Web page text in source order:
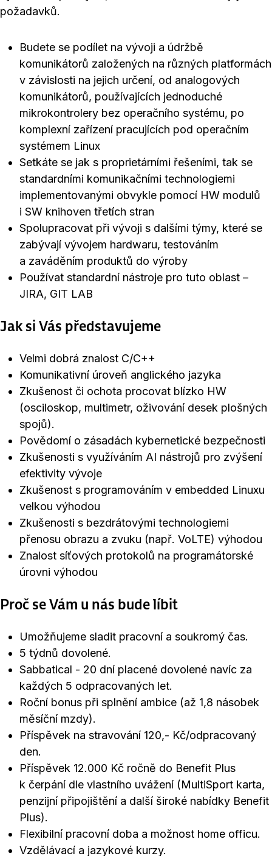
požadavků.
Budete se podílet na vývoji a údržbě
komunikátorů založených na různých platformách
v závislosti na jejich určení, od analogových
komunikátorů, používajících jednoduché
mikrokontrolery bez operačního systému, po
komplexní zařízení pracujících pod operačním
systémem Linux
Setkáte se jak s proprietárními řešeními, tak se
standardními komunikačními technologiemi
implementovanými obvykle pomocí HW modulů
i SW knihoven třetích stran
Spolupracovat při vývoji s dalšími týmy, které se
zabývají vývojem hardwaru, testováním
a zaváděním produktů do výroby
Používat standardní nástroje pro tuto oblast –
JIRA, GIT LAB
Jak si Vás představujeme
Velmi dobrá znalost C/C++
Komunikativní úroveň anglického jazyka
Zkušenost či ochota procovat blízko HW
(osciloskop, multimetr, oživování desek plošných
spojů).
Povědomí o zásadách kybernetické bezpečnosti
Zkušenosti s využíváním AI nástrojů pro zvýšení
efektivity vývoje
Zkušenost s programováním v embedded Linuxu
velkou výhodou
Zkušenosti s bezdrátovými technologiemi
přenosu obrazu a zvuku (např. VoLTE) výhodou
Znalost síťových protokolů na programátorské
úrovni výhodou
Proč se Vám u nás bude líbit
Umožňujeme sladit pracovní a soukromý čas.
5 týdnů dovolené.
Sabbatical - 20 dní placené dovolené navíc za
každých 5 odpracovaných let.
Roční bonus při splnění ambice (až 1,8 násobek
měsíční mzdy).
Příspěvek na stravování 120,- Kč/odpracovaný
den.
Příspěvek 12.000 Kč ročně do Benefit Plus
k čerpání dle vlastního uvážení (MultiSport karta,
penzijní připojištění a další široké nabídky Benefit
Plus).
Flexibilní pracovní doba a možnost home officu.
Vzdělávací a jazykové kurzy.